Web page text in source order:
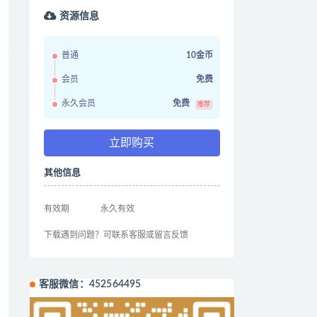
资源信息
普通 10金币
会员 免费
永久会员 免费 推荐
立即购买
其他信息
有效期 永久有效
下载遇到问题？可联系客服或留言反馈
客服微信：452564495